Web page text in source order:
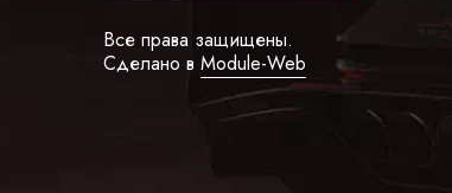
Все права защищены.
Сделано в Module-Web